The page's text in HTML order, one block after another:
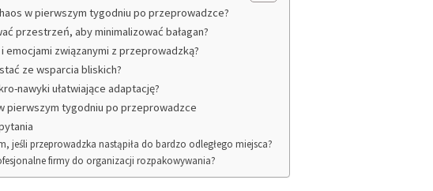
w pierwszym tygodniu po przeprowadzce?
przestrzeń, aby minimalizować bałagan?
związanymi z przeprowadzką?
ze wsparcia bliskich?
nawyki ułatwiające adaptację?
pierwszym tygodniu po przeprowadzce
jeśli przeprowadzka nastąpiła do bardzo odległego miejsca?
firmy do organizacji rozpakowywania?